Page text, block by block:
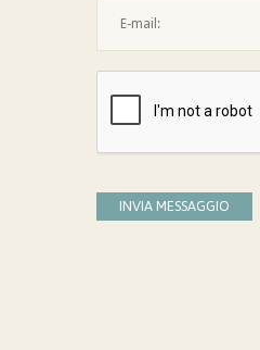
INVIA MESSAGGIO